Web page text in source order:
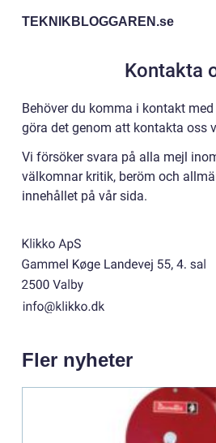
TEKNIKBLOGGAREN.se
Kontakta
Behöver du komma i kontakt
göra det genom att kontakta oss
Vi försöker svara på alla mejl
välkomnar kritik, beröm och
innehållet på vår sida.
Fler nyheter